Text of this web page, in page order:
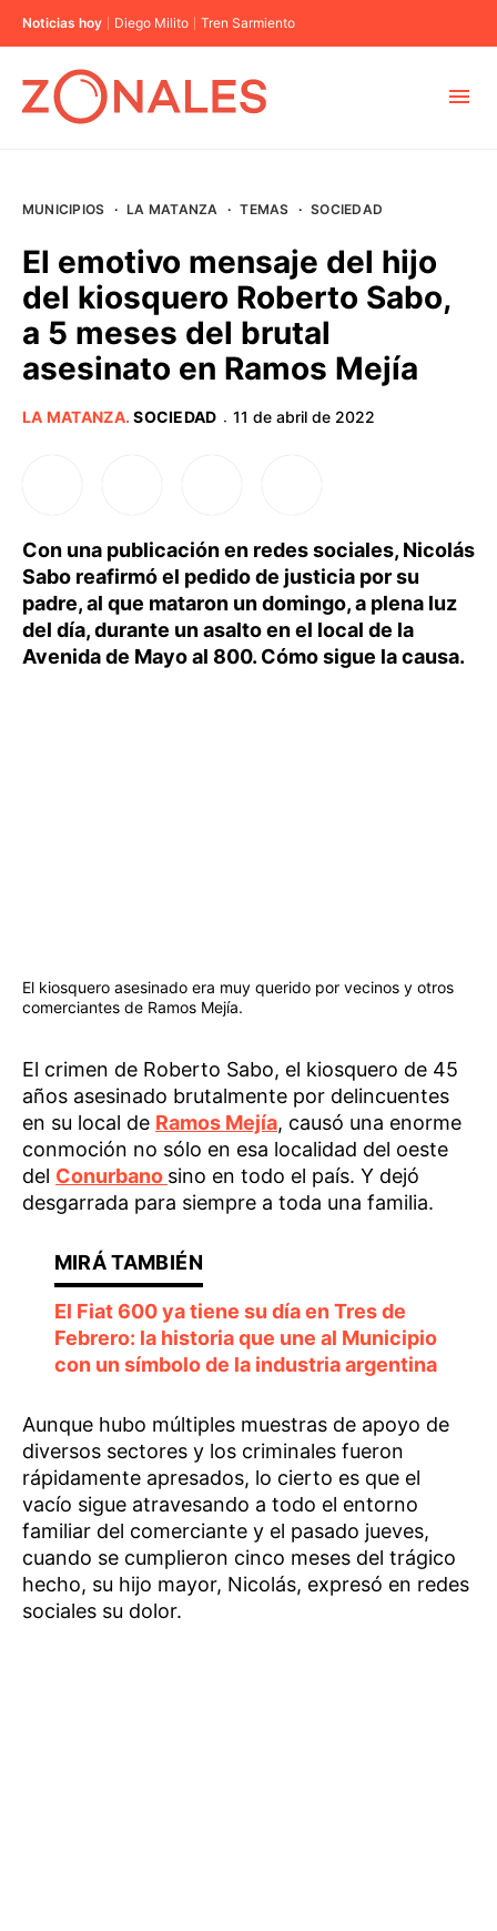
Noticias hoy Diego Milito Tren Sarmiento
BUENOS AIRES
PROVINCIAS
MUNICIPIOS · LA MATANZA · TEMAS · SOCIEDAD
El emotivo mensaje del hijo
del kiosquero Roberto Sabo,
a 5 meses del brutal
asesinato en Ramos Mejía
LA MATANZA.SOCIEDAD · 11 de abril de 2022
Con una publicación en redes sociales, Nicolás
Sabo reafirmó el pedido de justicia por su
padre, al que mataron un domingo, a plena luz
del día, durante un asalto en el local de la
Avenida de Mayo al 800. Cómo sigue la causa.
El kiosquero asesinado era muy querido por vecinos y otros
comerciantes de Ramos Mejía.
El crimen de Roberto Sabo, el kiosquero de 45
años asesinado brutalmente por delincuentes
en su local de Ramos Mejía, causó una enorme
conmoción no sólo en esa localidad del oeste
del Conurbano sino en todo el país. Y dejó
desgarrada para siempre a toda una familia.
El Fiat 600 ya tiene su día en Tres de
Febrero: la historia que une al Municipio
con un símbolo de la industria argentina
Aunque hubo múltiples muestras de apoyo de
diversos sectores y los criminales fueron
rápidamente apresados, lo cierto es que el
vacío sigue atravesando a todo el entorno
familiar del comerciante y el pasado jueves,
cuando se cumplieron cinco meses del trágico
hecho, su hijo mayor, Nicolás, expresó en redes
sociales su dolor.